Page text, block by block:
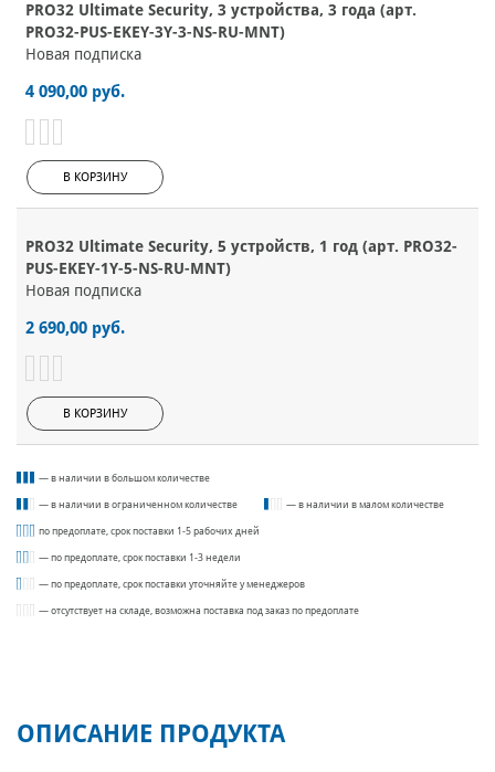
PRO32 Ultimate Security, 3 устройства, 3 года (арт.
PRO32-PUS-EKEY-3Y-3-NS-RU-MNT)
Новая подписка
4 090,00 руб.
В КОРЗИНУ
PRO32 Ultimate Security, 5 устройств, 1 год (арт. PRO32-
PUS-EKEY-1Y-5-NS-RU-MNT)
Новая подписка
2 690,00 руб.
В КОРЗИНУ
— в наличии в большом количестве
— в наличии в ограниченном количестве — в наличии в малом количестве
по предоплате, срок поставки 1-5 рабочих дней
— по предоплате, срок поставки 1-3 недели
— по предоплате, срок поставки уточняйте у менеджеров
— отсутствует на складе, возможна поставка под заказ по предоплате
ОПИСАНИЕ ПРОДУКТА